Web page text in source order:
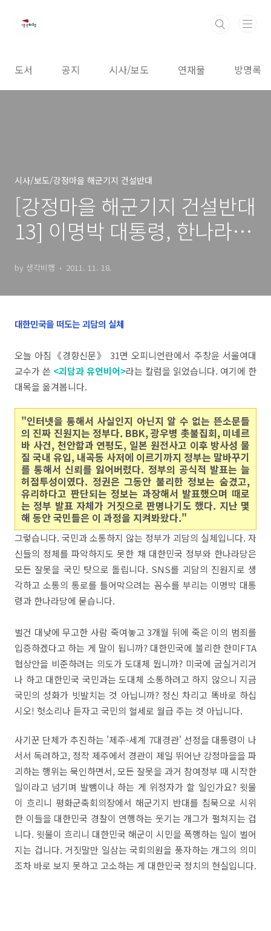
도서 공지 시사/보도 연재물 방명록
시사/보도/강정마을 해군기지 건설반대
[강정마을 해군기지 건설반대
13] 이명박 대통령, 한나라당,
오!
by 생각비행 2011. 11. 18.
대한민국을 떠도는 괴담의 실체
오늘 아침《경향신문》 31면 오피니언란에서 주창윤 서울여대
교수가 쓴 <괴담과 유언비어>라는 칼럼을 읽었습니다. 여기에 한
대목을 옮겨봅니다.
"인터넷을 통해서 사실인지 아닌지 알 수 없는 뜬소문들
의 진짜 진원지는 정부다. BBK, 광우병 촛불집회, 미네르
바 사건, 천안함과 연평도, 일본 원전사고 이후 방사성 물
질 국내 유입, 내곡동 사저에 이르기까지 정부는 말바꾸기
를 통해서 신뢰를 잃어버렸다. 정부의 공식적 발표는 늘
허점투성이였다. 정권은 그동안 불리한 정보는 숨겼고,
유리하다고 판단되는 정보는 과장해서 발표했으며 때로
는 정부 발표 자체가 거짓으로 판명나기도 했다. 지난 몇
해 동안 국민들은 이 과정을 지켜봐왔다."
그렇습니다. 국민과 소통하지 않는 정부가 괴담의 실체입니다. 자
신들의 정체를 파악하지도 못한 채 대한민국 정부와 한나라당은
모든 잘못을 국민 탓으로 돌립니다. SNS를 괴담의 진원지로 생
각하고 소통의 통로를 틀어막으려는 꼼수를 부리는 이명박 대통
령과 한나라당에 묻습니다.
벌건 대낮에 무고한 사람 죽여놓고 3개월 뒤에 죽은 이의 범죄를
입증하겠다고 하는 게 말이 됩니까? 대한민국에 불리한 한미FTA
협상안을 비준하려는 의도가 도대체 뭡니까? 미국에 굽실거리거
나 하고 대한민국 국민과는 도대체 소통하려고 하지 않으니 지금
국민의 성화가 빗발치는 것 아닙니까? 정신 차리고 똑바로 하십
시오! 헛소리나 듣자고 국민의 혈세로 월급 주는 것 아닙니다.
사기꾼 단체가 추진하는 '제주-세계 7대경관' 선정을 대통령이 나
서서 독려하고, 정작 제주에서 경관이 제일 뛰어난 강정마을을 파
괴하는 행위는 묵인하면서, 모든 잘못을 과거 참여정부 때 시작한
일이라고 넘기며 발뺌이나 하는 게 위정자가 할 일인가요? 윗물
이 흐리니 평화군축회의장에서 해군기지 반대를 침묵으로 시위
한 이들을 대한민국 경찰이 연행하는 웃기는 개그가 펼쳐지는 겁
니다. 윗물이 흐리니 대한민국 해군이 시민을 폭행하는 일이 벌어
지는 겁니다. 거짓말만 일삼는 국회의원을 풍자하는 개그의 의미
조차 바로 보지 못하고 고소하는 게 대한민국 정치의 현실입니다.